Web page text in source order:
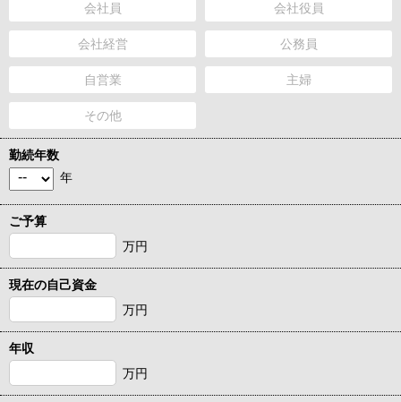
会社員
会社役員
会社経営 公務員
自営業 主婦
その他
勤続年数
年
ご予算
万円
現在の自己資金
万円
年収
万円